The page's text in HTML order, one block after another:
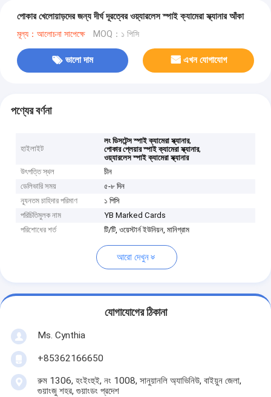
পোকার খেলোয়াড়দের জন্য দীর্ঘ দূরত্বের ওয়্যারলেস স্পাই ক্যামেরা স্ক্যানার আঁকা
মূল্য：আলোচনা সাপেক্ষে MOQ：১ পিসি
ভালো দাম এখন যোগাযোগ
পণ্যের বর্ণনা
হাইলাইট
লং ডিসটেন্স স্পাই ক্যামেরা স্ক্যানার,
পোকার প্লেয়ার স্পাই ক্যামেরা স্ক্যানার,
ওয়্যারলেস স্পাই ক্যামেরা স্ক্যানার
উৎপত্তি স্থল
চীন
ডেলিভারি সময়
৫-৮ দিন
ন্যূনতম চাহিদার পরিমাণ
১ পিসি
পরিচিতিমুলক নাম
YB Marked Cards
পরিশোধের শর্ত
টি/টি, ওয়েস্টার্ন ইউনিয়ন, মানিগ্রাম
আরো দেখুন
যোগাযোগের ঠিকানা
Ms. Cynthia
‪+85362166650‬
রুম 1306, হংইংহুই, নং 1008, সানুয়ানলি অ্যাভিনিউ, বাইয়ুন জেলা,
গুয়াংজু শহর, গুয়াংডং প্রদেশ